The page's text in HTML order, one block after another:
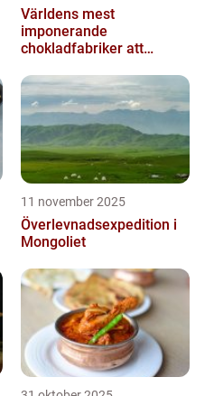
Världens mest
imponerande
chokladfabriker att
11 november 2025
Överlevnadsexpedition i
Mongoliet